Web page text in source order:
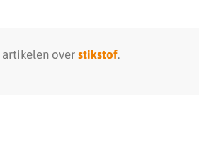
over stikstof.